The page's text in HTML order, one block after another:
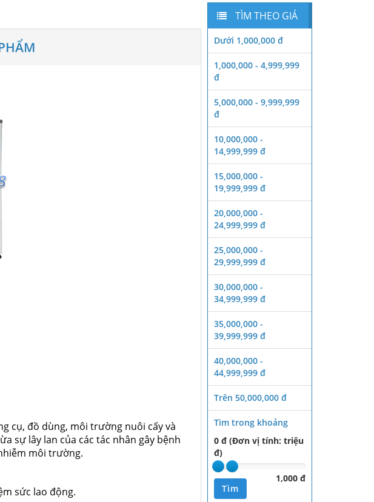
cụ, đồ dùng, môi trường nuôi cấy và
sự lây lan của các tác nhân gây bệnh
môi trường.
sức lao động.
TÌM THEO GIÁ
Dưới 1,000,000 đ
1,000,000 - 4,999,999
đ
5,000,000 - 9,999,999
đ
10,000,000 -
14,999,999 đ
15,000,000 -
19,999,999 đ
20,000,000 -
24,999,999 đ
25,000,000 -
29,999,999 đ
30,000,000 -
34,999,999 đ
35,000,000 -
39,999,999 đ
40,000,000 -
44,999,999 đ
Trên 50,000,000 đ
Tìm trong khoảng
0 đ (Đơn vị tính: triệu
đ)
1,000 đ
Tìm